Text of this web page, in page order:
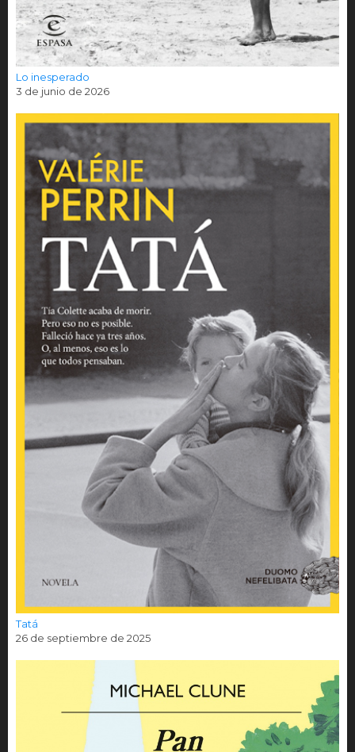
Lo inesperado
3 de junio de 2026
Tatá
26 de septiembre de 2025